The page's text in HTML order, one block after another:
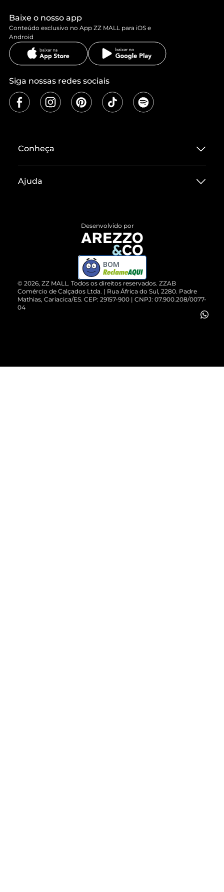
Baixe o nosso app
Conteúdo exclusivo no App ZZ MALL para iOS e
Android
Siga nossas redes sociais
Conheça
Termos de Uso
ZZ MALL é confiável
Cartão Presente
Vendas Corporativas
Ajuda
Devolução do Produto
Compre pelo WhatsApp
© 2026, ZZ MALL. Todos os direitos reservados. ZZAB
Comércio de Calçados Ltda. | Rua África do Sul, 2280. Padre
Mathias, Cariacica/ES. CEP: 29157-900 | CNPJ: 07.900.208/0077-
04
Desenvolvido por
BOM